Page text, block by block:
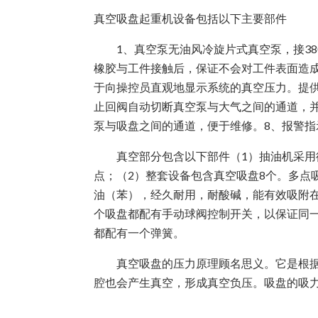
真空吸盘起重机设备包括以下主要部件
1、真空泵无油风冷旋片式真空泵，接
橡胶与工件接触后，保证不会对工件表面造
于向操控员直观地显示系统的真空压力。提
止回阀自动切断真空泵与大气之间的通道
泵与吸盘之间的通道，便于维修。8、报警
真空部分包含以下部件（1）抽油机采用
点；（2）整套设备包含真空吸盘8个。多
油（苯），经久耐用，耐酸碱，能有效吸附
个吸盘都配有手动球阀控制开关，以保证同
都配有一个弹簧。
真空吸盘的压力原理顾名思义。它是根据
腔也会产生真空，形成真空负压。吸盘的吸